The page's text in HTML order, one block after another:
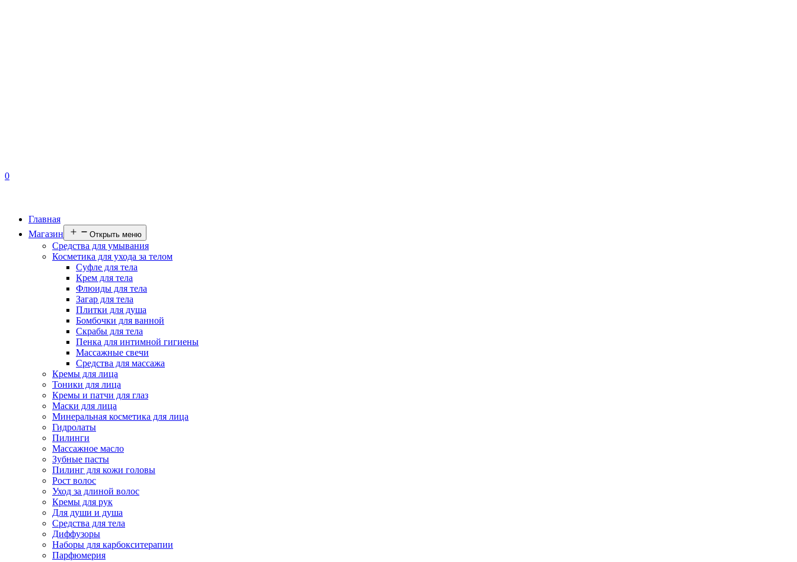
0
Главная
Магазин
Открыть меню
Средства для умывания
Косметика для ухода за телом
Суфле для тела
Крем для тела
Флюиды для тела
Загар для тела
Плитки для душа
Бомбочки для ванной
Скрабы для тела
Пенка для интимной гигиены
Массажные свечи
Средства для массажа
Кремы для лица
Тоники для лица
Кремы и патчи для глаз
Маски для лица
Минеральная косметика для лица
Гидролаты
Пилинги
Массажное масло
Зубные пасты
Пилинг для кожи головы
Рост волос
Уход за длиной волос
Кремы для рук
Для души и душа
Средства для тела
Диффузоры
Наборы для карбокситерапии
Парфюмерия